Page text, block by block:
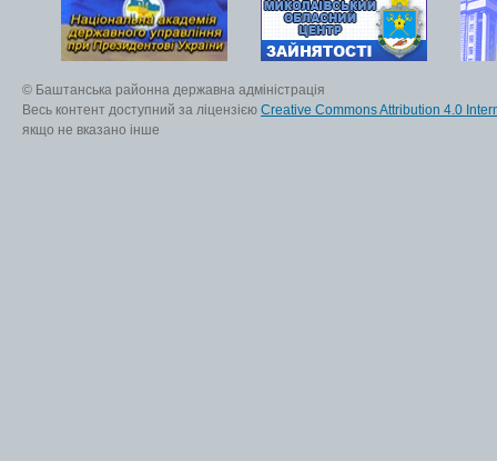
© Баштанська районна державна адміністрація
Весь контент доступний за ліцензією Creative Commons Attribution 4.0
якщо не вказано інше